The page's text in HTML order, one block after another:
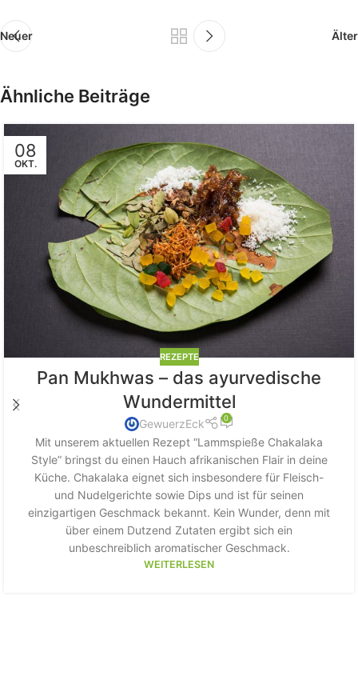
Neuer Älter
Ähnliche Beiträge
08
OKT.
REZEPTE
Pan Mukhwas – das ayurvedische
Wundermittel
GewuerzEck 0
Mit unserem aktuellen Rezept “Lammspieße Chakalaka
Style” bringst du einen Hauch afrikanischen Flair in deine
Küche. Chakalaka eignet sich insbesondere für Fleisch-
und Nudelgerichte sowie Dips und ist für seinen
einzigartigen Geschmack bekannt. Kein Wunder, denn mit
über einem Dutzend Zutaten ergibt sich ein
unbeschreiblich aromatischer Geschmack.
WEITERLESEN